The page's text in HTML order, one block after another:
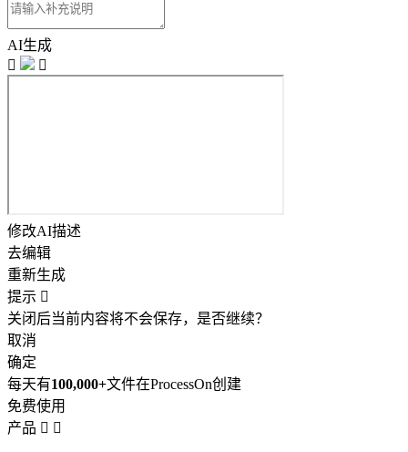
AI生成


修改AI描述
去编辑
重新生成
提示 
关闭后当前内容将不会保存，是否继续？
取消
确定
每天有100,000+文件在ProcessOn创建
免费使用
产品  